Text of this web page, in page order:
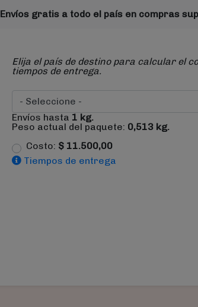
Envíos gratis a todo el país en compras
Elija el país de destino para calcular el
tiempos de entrega.
Envíos hasta 1 kg.
Peso actual del paquete: 0,513 kg.
Costo: $ 11.500,00
Tiempos de entrega